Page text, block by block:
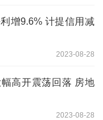
增9.6% 计提信用减
2023-08-28
高开震荡回落 房地
2023-08-28